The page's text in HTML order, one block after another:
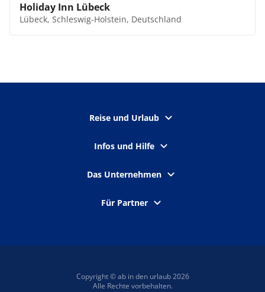
Holiday Inn Lübeck
Lübeck, Schleswig-Holstein, Deutschland
Reise und Urlaub
Infos und Hilfe
Das Unternehmen
Für Partner
Copyright © ab in den urlaub 2026
Alle Rechte vorbehalten.